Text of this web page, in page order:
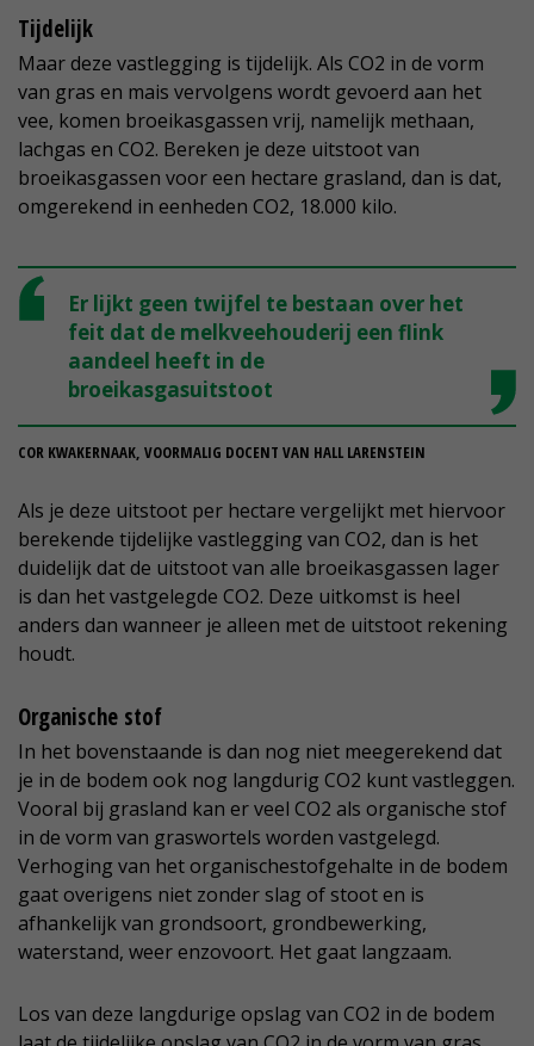
Tijdelijk
Maar deze vastlegging is tijdelijk. Als CO2 in de vorm
van gras en mais vervolgens wordt gevoerd aan het
vee, komen broeikasgassen vrij, namelijk methaan,
lachgas en CO2. Bereken je deze uitstoot van
broeikasgassen voor een hectare grasland, dan is dat,
omgerekend in eenheden CO2, 18.000 kilo.
Er lijkt geen twijfel te bestaan over het
feit dat de melkveehouderij een flink
aandeel heeft in de
broeikasgasuitstoot
COR KWAKERNAAK, VOORMALIG DOCENT VAN HALL LARENSTEIN
Als je deze uitstoot per hectare vergelijkt met hiervoor
berekende tijdelijke vastlegging van CO2, dan is het
duidelijk dat de uitstoot van alle broeikasgassen lager
is dan het vastgelegde CO2. Deze uitkomst is heel
anders dan wanneer je alleen met de uitstoot rekening
houdt.
Organische stof
In het bovenstaande is dan nog niet meegerekend dat
je in de bodem ook nog langdurig CO2 kunt vastleggen.
Vooral bij grasland kan er veel CO2 als organische stof
in de vorm van graswortels worden vastgelegd.
Verhoging van het organischestofgehalte in de bodem
gaat overigens niet zonder slag of stoot en is
afhankelijk van grondsoort, grondbewerking,
waterstand, weer enzovoort. Het gaat langzaam.
Los van deze langdurige opslag van CO2 in de bodem